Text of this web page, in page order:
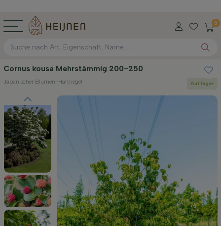
0
Cornus kousa Mehrstämmig 200-250
Japanischer Blumen-Hartriegel Auf lager